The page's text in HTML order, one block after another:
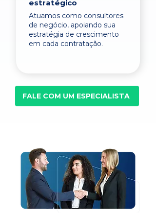
estratégico
Atuamos como consultores
de negócio, apoiando sua
estratégia de crescimento
em cada contratação.
FALE COM UM ESPECIALISTA